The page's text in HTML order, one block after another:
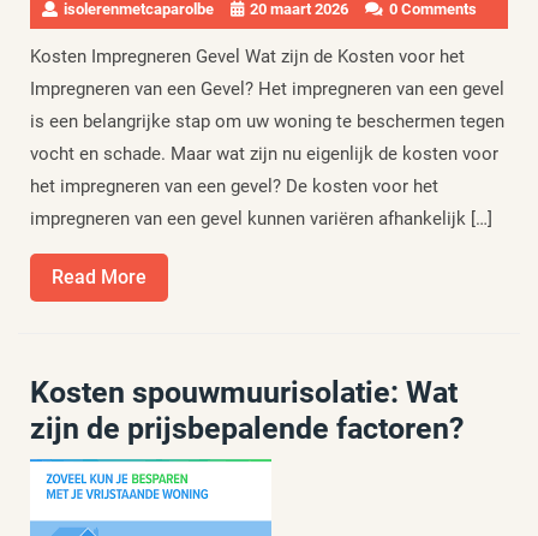
isolerenmetcaparolbe 20 maart 2026 0 Comments
Kosten Impregneren Gevel Wat zijn de Kosten voor het
Impregneren van een Gevel? Het impregneren van een gevel
is een belangrijke stap om uw woning te beschermen tegen
vocht en schade. Maar wat zijn nu eigenlijk de kosten voor
het impregneren van een gevel? De kosten voor het
impregneren van een gevel kunnen variëren afhankelijk […]
Read More
More
Kosten spouwmuurisolatie: Wat
zijn de prijsbepalende factoren?